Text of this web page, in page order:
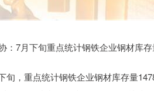
：7月下旬重点统计钢铁企业钢材库
，重点统计钢铁企业钢材库存量